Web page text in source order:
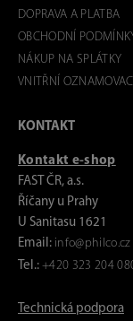
DOPRAVA A PLATBA
OBCHODNÍ
NÁKUP NA SPLÁTKY
VNITŘNÍ
KONTAKT
Kontakt e-shop
FAST ČR, a.s.
Říčany u Prahy
U Sanitasu 1621
Email: info@philco.cz
Tel.: +420 323 204
Technická podpora